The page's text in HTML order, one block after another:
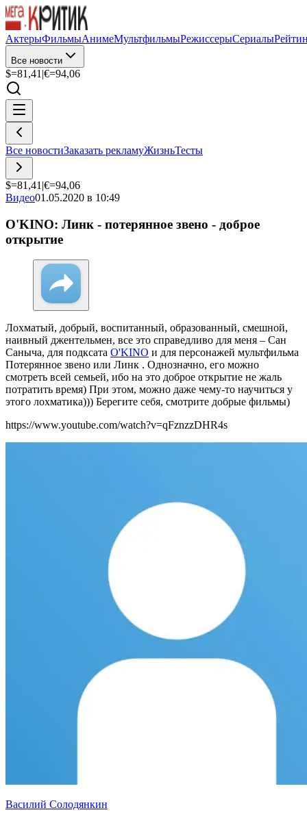
АктерыФильмыАнимеМультфильмыРежиссерыСериалы
Все новости
$=81,41 |€=94,06
Все новостиЗаказать рекламуЖизньТесты
$=81,41 |€=94,06
Видео01.05.2020 в 10:49
O'KINO: Линк - потерянное звено - доброе
открытие
Лохматый, добрый, воспитанный, образованный, смешной,
наивный джентельмен, все это справедливо для меня – Сан
Саныча, для подксата O'KINO и для персонажей мультфильма
Потерянное звено или Линк . Однозначно, его можно
смотреть всей семьей, ибо на это доброе открытие не жаль
потратить время) При этом, можно даже чему-то научиться у
этого лохматика))) Берегите себя, смотрите добрые фильмы)
https://www.youtube.com/watch?v=qFznzzDHR4s
Василий Солодянкин